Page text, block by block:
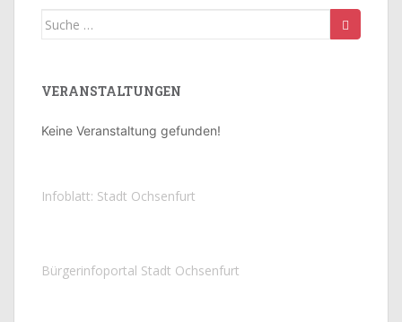
Suche
VERANSTALTUNGEN
Keine Veranstaltung gefunden!
Infoblatt: Stadt Ochsenfurt
Bürgerinfoportal Stadt Ochsenfurt